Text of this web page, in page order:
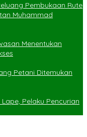
Pembukaan Rute
Muhammad
Menentukan
Petani Ditemukan
Pelaku Pencurian